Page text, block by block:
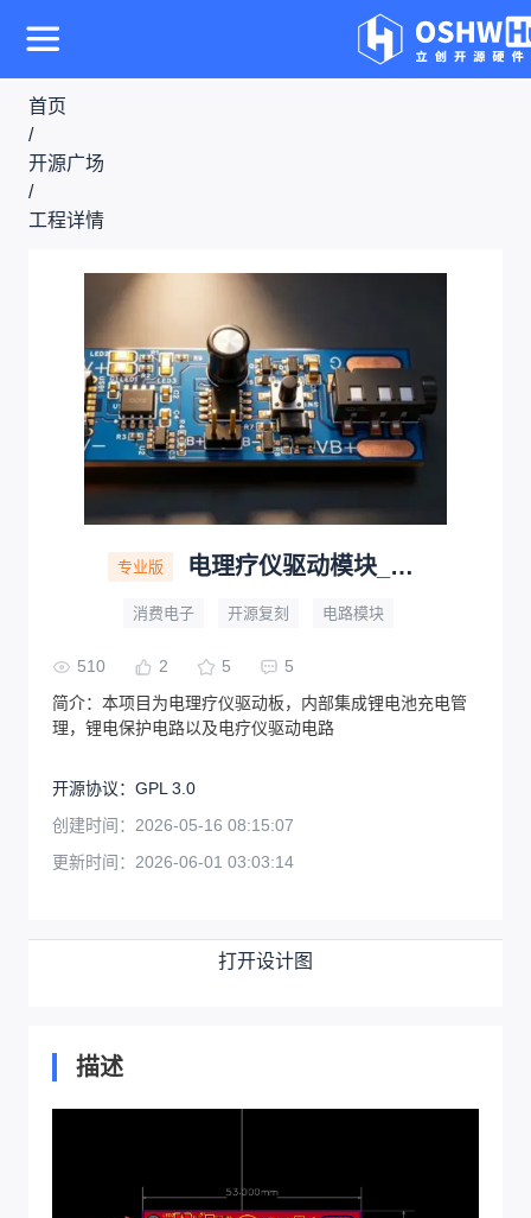
首页
/
开源广场
/
工程详情
专业版 电理疗仪驱动模块_2026-05-16_16-10-08
消费电子 开源复刻 电路模块
510 2 5
5
简介： 本项目为电理疗仪驱动板，内部集成锂电池充电管
理，锂电保护电路以及电疗仪驱动电路
开源协议： GPL 3.0
创建时间： 2026-05-16 08:15:07
更新时间： 2026-06-01 03:03:14
打开设计图
描述